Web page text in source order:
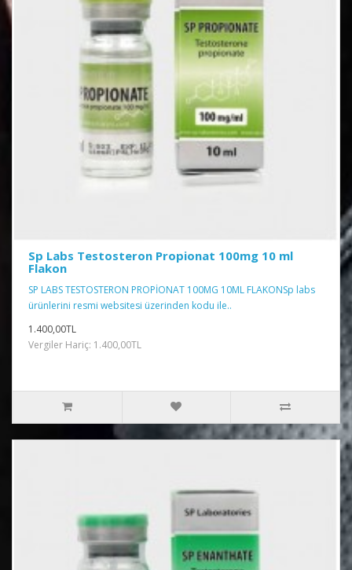
Sp Labs Testosteron Propionat 100mg 10 ml
Flakon
SP LABS TESTOSTERON PROPİONAT 100MG 10ML FLAKONSp labs
ürünlerini resmi websitesi üzerinden kodu ile..
1.400,00TL
Vergiler Hariç: 1.400,00TL